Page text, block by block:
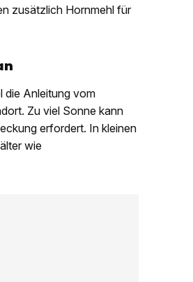
zusätzlich Hornmehl für
die Anleitung vom
Zu viel Sonne kann
erfordert. In kleinen
wie